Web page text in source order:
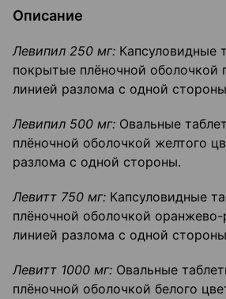
Описание
Левипил 250 мг: Капсуловидные
покрытые плёночной оболочкой
линией разлома с одной
Левипил 500 мг: Овальные
плёночной оболочкой желтого
разлома с одной стороны.
Левитт 750 мг: Капсуловидные
плёночной оболочкой оранжево-
линией разлома с одной
Левитт 1000 мг: Овальные
плёночной оболочкой белого